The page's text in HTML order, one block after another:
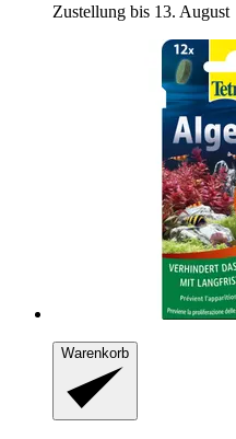
Zustellung bis 13. August
Warenkorb